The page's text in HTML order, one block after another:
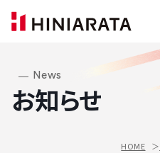
News
お知らせ
HOME